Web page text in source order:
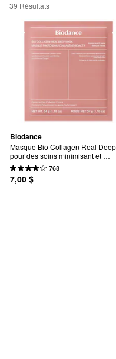
Masques en feuille
39 Résultats
Biodance
Masque Bio Collagen Real Deep
pour des soins minimisant et
raffermissant les pores
768
7,00 $